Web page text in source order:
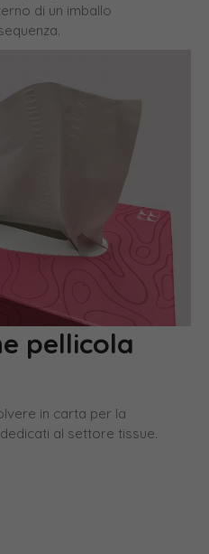
di un imballo
pellicola
in carta per la
al settore tissue.